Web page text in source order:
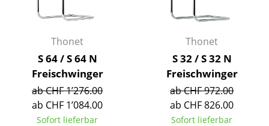
Einzelteile
... alle Tische
Aufbewahren
Regale & Schränke
Bücherregale
Thonet
S 64 / S 64 N
Freischwinger
ab CHF 1’276.00
ab CHF 1’084.00
Sofort lieferbar
Thonet
S 32 / S 32 N
Freischwinger
ab CHF 972.00
ab CHF 826.00
Sofort lieferbar